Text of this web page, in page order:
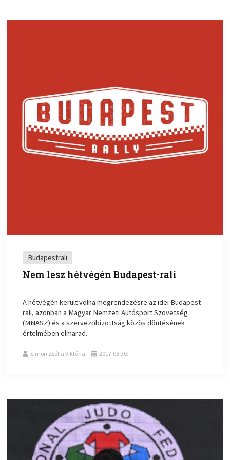
Budapestrali
Nem lesz hétvégén Budapest-rali
A hétvégén került volna megrendezésre az idei Budapest-
rali, azonban a Magyar Nemzeti Autósport Szövetség
(MNASZ) és a szervezőbizottság közös döntésének
értelmében elmarad.
Simon Zsófia Viktória 2017.08.30.